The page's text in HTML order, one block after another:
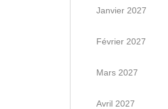
Janvier 2027
Février 2027
Mars 2027
Avril 2027